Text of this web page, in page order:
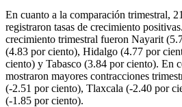
En cuanto a la comparación trimestral,
registraron tasas de crecimiento
crecimiento trimestral fueron Nayarit
(4.83 por ciento), Hidalgo (4.77 por
ciento) y Tabasco (3.84 por ciento). En
mostraron mayores contracciones
(-2.51 por ciento), Tlaxcala (-2.40 por
(-1.85 por ciento).